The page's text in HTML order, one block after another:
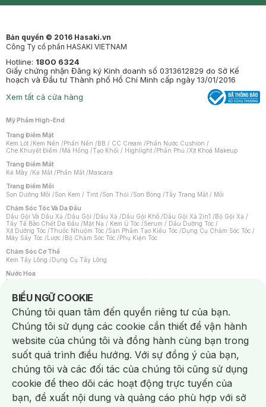
Bản quyền © 2016 Hasaki.vn
Công Ty cổ phần HASAKI VIETNAM
Hotline: 1800 6324
Giấy chứng nhận Đăng ký Kinh doanh số 0313612829 do Sở Kế
hoạch và Đầu tư Thành phố Hồ Chí Minh cấp ngày 13/01/2016
Xem tất cả cửa hàng
Mỹ Phẩm High-End
Trang Điểm Mặt
Kem Lót /Kem Nền /Phấn Nền /BB / CC Cream /Phấn Nước Cushion /
Che Khuyết Điểm /Má Hồng /Tạo Khối / Highlight /Phấn Phủ /Xịt Khoá Makeup
Trang Điểm Mắt
Kẻ Mày /Kẻ Mắt /Phấn Mắt /Mascara
Trang Điểm Môi
Son Dưỡng Môi /Son Kem / Tint /Son Thỏi /Son Bóng /Tẩy Trang Mắt / Môi
Chăm Sóc Tóc Và Da Đầu
Dầu Gội Và Dầu Xả /Dầu Gội /Dầu Xả /Dầu Gội Khô /Dầu Gội Xả 2in1 /Bộ Gội Xả /
Tẩy Tế Bào Chết Da Đầu /Mặt Nạ / Kem Ủ Tóc /Serum / Dầu Dưỡng Tóc /
Xịt Dưỡng Tóc /Thuốc Nhuộm Tóc /Sản Phẩm Tạo Kiểu Tóc /Dụng Cụ Chăm Sóc Tóc /
Máy Sấy Tóc /Lược /Bộ Chăm Sóc Tóc /Phụ Kiện Tóc
Chăm Sóc Cơ Thể
Kem Tẩy Lông /Dụng Cụ Tẩy Lông
Nước Hoa
Nước Hoa Nữ
Chăm Sóc Cá Nhân
Chống Muỗi /Khẩu Trang /Máy Massage/Mặt Nạ Xông Hơi /Nước Rửa Tay/
Sản Phẩm Chăm Sóc Khác /Bàn Chải Đánh Răng /Bàn Chải Điện/
Hỗ Trợ Trắng Răng/Kem Đánh Răng /Máy Tăm Nước/ Nước Súc Miệng/
Tăm / Chỉ Nha Khoa/ Xịt Thơm Miệng / Dung Dịch Vệ Sinh/Dưỡng Vùng Kín/
Khăn Ướt Vệ Sinh Vùng Kín/Băng Vệ Sinh/Tampon/Bọt Cạo Râu /Dao Cạo Râu/
Máy Cạo Râu
Vấn Đề Về Da
Da Dầu / Lỗ Chân Lông To/ Da Khô / Mất Nước/ Da Lão Hóa/ Da Mụn/
Da Nhạy Cảm / Kích Ứng
Da Xỉn Màu Thâm / Nám / Tàn Nhang
Quầng Thâm & Bọng Mắt /Sẹo /Viêm Da Cơ Địa
Dụng Cụ / Phụ Kiện Chăm Sóc Da
Bông Tẩy Trang
Khăn Lau Mặt Khô Dụng Cụ / Máy Rửa Mặt Máy Chăm Sóc Da
BIỂU NGỮ COOKIE
Notice about cookies usage
Chúng tôi quan tâm đến quyền riêng tư của bạn.
Chúng tôi sử dụng các cookie cần thiết để vận hành
website của chúng tôi và đồng hành cùng bạn trong
suốt quá trình điều hướng. Với sự đồng ý của bạn,
chúng tôi và các đối tác của chúng tôi cũng sử dụng
cookie để theo dõi các hoạt động trực tuyến của
bạn, đề xuất nội dung và quảng cáo phù hợp với sở